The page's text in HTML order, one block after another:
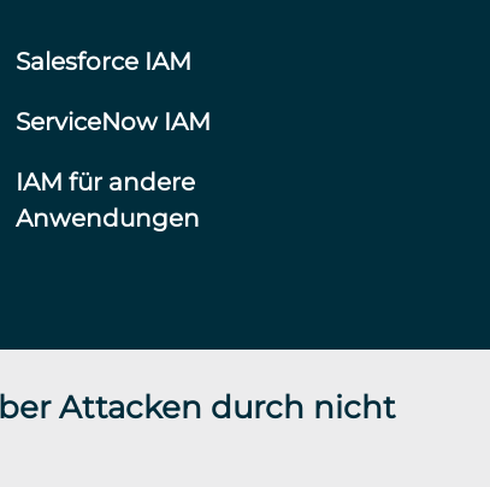
Salesforce IAM
ServiceNow IAM
IAM für andere
Anwendungen
Attacken durch nicht